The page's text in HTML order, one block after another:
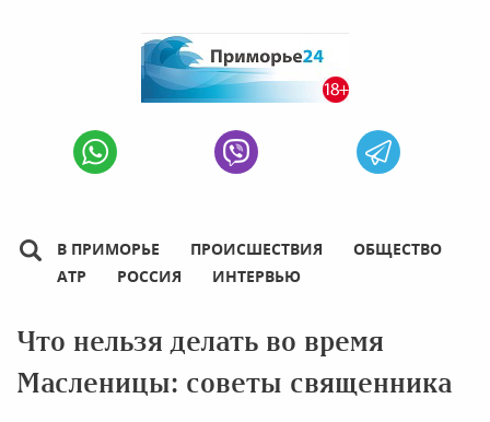
В ПРИМОРЬЕ ПРОИСШЕСТВИЯ
ОБЩЕСТВО
АТР
РОССИЯ ИНТЕРВЬЮ
Что нельзя делать во время
Масленицы: советы священника